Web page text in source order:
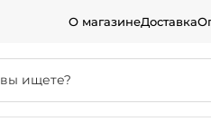
О магазинеДоставка